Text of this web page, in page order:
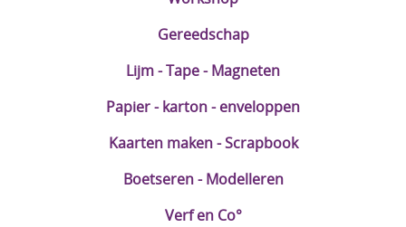
Gereedschap
Lijm - Tape - Magneten
Papier - karton - enveloppen
Kaarten maken - Scrapbook
Boetseren - Modelleren
Verf en Co°